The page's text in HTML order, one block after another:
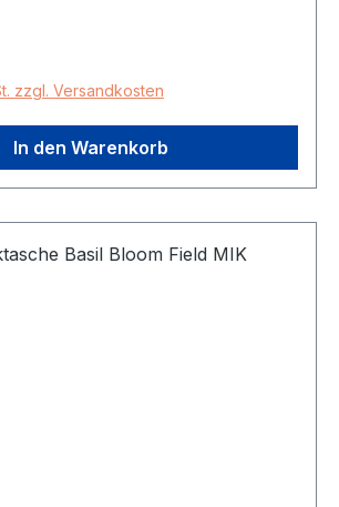
Bajonettaufnahme
! Benötigt
oder Samrtbag
zzgl. Versandkosten
In den Warenkorb